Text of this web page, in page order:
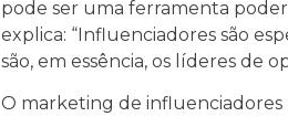
pode ser uma ferramenta
explica: “Influenciadores são
são, em essência, os líderes de
O marketing de influenciadores